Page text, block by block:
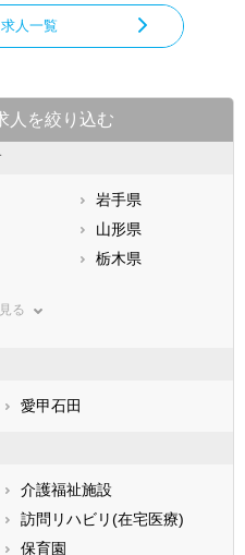
人一覧
人を絞り込む
岩手県
山形県
栃木県
岡山県
徳島県
る
愛甲石田
介護福祉施設
訪問リハビリ(在宅医療)
保育園